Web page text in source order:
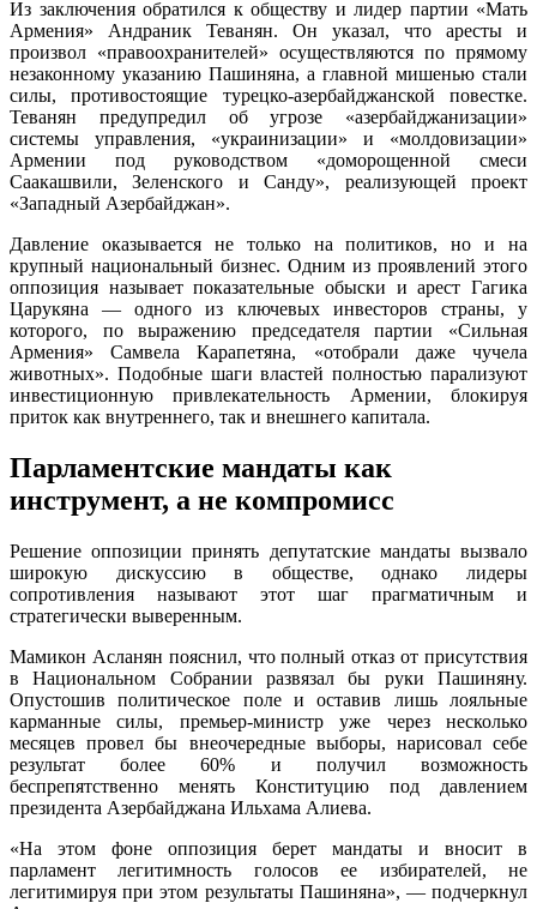
Из заключения обратился к обществу и лидер партии «Мать
Армения» Андраник Теванян. Он указал, что аресты и
произвол «правоохранителей» осуществляются по прямому
незаконному указанию Пашиняна, а главной мишенью стали
силы, противостоящие турецко-азербайджанской повестке.
Теванян предупредил об угрозе «азербайджанизации»
системы управления, «украинизации» и «молдовизации»
Армении под руководством «доморощенной смеси
Саакашвили, Зеленского и Санду», реализующей проект
«Западный Азербайджан».
Давление оказывается не только на политиков, но и на
крупный национальный бизнес. Одним из проявлений этого
оппозиция называет показательные обыски и арест Гагика
Царукяна — одного из ключевых инвесторов страны, у
которого, по выражению председателя партии «Сильная
Армения» Самвела Карапетяна, «отобрали даже чучела
животных». Подобные шаги властей полностью парализуют
инвестиционную привлекательность Армении, блокируя
приток как внутреннего, так и внешнего капитала.
Парламентские мандаты как
инструмент, а не компромисс
Решение оппозиции принять депутатские мандаты вызвало
широкую дискуссию в обществе, однако лидеры
сопротивления называют этот шаг прагматичным и
стратегически выверенным.
Мамикон Асланян пояснил, что полный отказ от присутствия
в Национальном Собрании развязал бы руки Пашиняну.
Опустошив политическое поле и оставив лишь лояльные
карманные силы, премьер-министр уже через несколько
месяцев провел бы внеочередные выборы, нарисовал себе
результат более 60% и получил возможность
беспрепятственно менять Конституцию под давлением
президента Азербайджана Ильхама Алиева.
«На этом фоне оппозиция берет мандаты и вносит в
парламент легитимность голосов ее избирателей, не
легитимируя при этом результаты Пашиняна», — подчеркнул